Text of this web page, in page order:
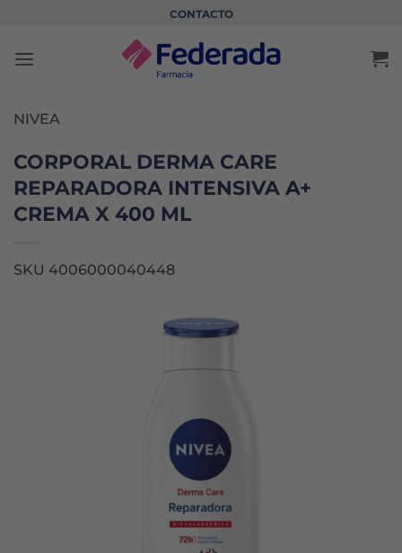
contenido
CONTACTO
NIVEA
CORPORAL DERMA CARE
REPARADORA INTENSIVA A+
CREMA X 400 ML
SKU 4006000040448